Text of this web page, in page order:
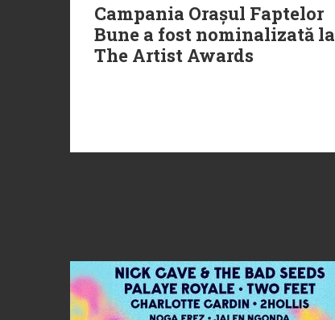
Campania Orașul Faptelor
Bune a fost nominalizată la
The Artist Awards